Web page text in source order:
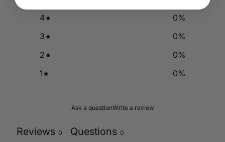
4
0%
3
0%
2
0%
1
0%
Ask a questionWrite a review
Reviews 0 Questions 0